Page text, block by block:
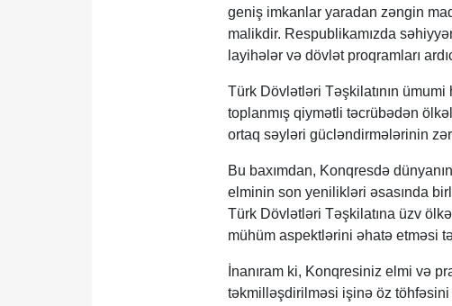
geniş imkanlar yaradan zəngin
malikdir. Respublikamızda
layihələr və dövlət proqramları
Türk Dövlətləri Təşkilatının
toplanmış qiymətli təcrübədən
ortaq səyləri gücləndirmələrinin
Bu baxımdan, Konqresdə
elminin son yenilikləri əsasında
Türk Dövlətləri Təşkilatına üzv
mühüm aspektlərini əhatə etməsi
İnanıram ki, Konqresiniz elmi və
təkmilləşdirilməsi işinə öz töhfəsini